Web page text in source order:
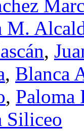
M.
,
, Blanca
, Paloma
Siliceo